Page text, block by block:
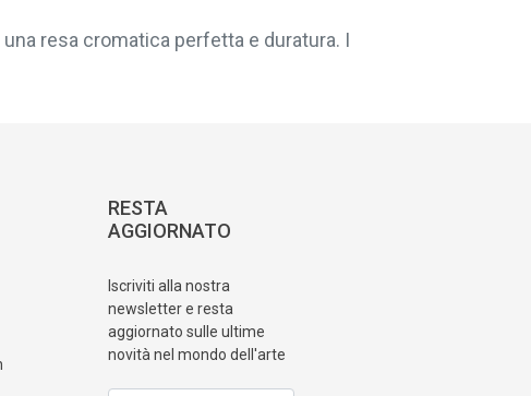
resa cromatica perfetta e duratura. I
RESTA
AGGIORNATO
Iscriviti alla nostra
newsletter e resta
aggiornato sulle ultime
novità nel mondo dell'arte